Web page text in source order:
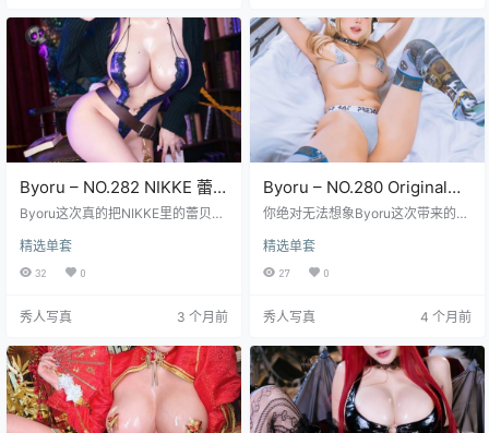
欢刻画她标志性的眼镜，反光的镜
片后面是锐利得能刺穿虚妄的目
光，那种专注仿佛下一秒就要拔
刀。特别有几张是动态的战斗定
格，她挥动咒具的动作被捕捉得充…
吗？古董台灯在柚木书柜上投下的
阴影刚好遮住恶魔果实图鉴的烫金
标题，窗外永远是黄昏的滤镜让整
个书房弥漫着被历史尘埃浸泡过的
威士忌色调。 83张高像素写真里
Byoru – NO.282 NIKKE 蕾
贝儿[73P26V-3.29GB]
Byoru这次真的把NIKKE里的蕾贝儿
质和藏在金属外壳下的微妙情绪，
透过镜头都能直接砸到你脸上。第2
成纤维战斗服上流淌的质感，她斜
势，连指尖装甲接缝处的反光都透
着股生人勿近的劲儿。 73张静态写
真里你能逮到蕾贝儿标志性的歪头
杀特写，机械脊椎在背部隆起的那
道弧线被光影雕琢得如同…
精选单套
32 0
秀人写真 3 个月前
Byoru – NO.280 Original
Byoru Gyaru (vol2)
你绝对无法想象Byoru这次带来的视
色长发简直在每一帧画面里跳舞，
指尖精心雕琢的美甲细节在特写镜
胆撞色的制服搭配层层叠叠的蕾丝
她玩出了全新高度。55张超高画质
写真里藏着太多令人屏息的瞬间，
午后阳光穿透咖啡馆玻璃在她挑染
的发丝上折射出蜜糖般的光泽，雨
夜霓虹灯下湿漉漉的制服…
精选单套
27 0
秀人写真 4 个月前